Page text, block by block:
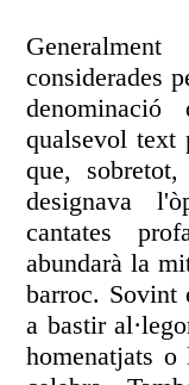
considerades
qualsevol text
que,
designava
cantates
abundarà la
barroc. Sovint
a bastir
homenatjats o